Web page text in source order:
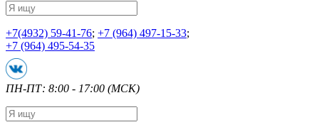
+7(4932) 59-41-76; +7 (964) 497-15-33;
+7 (964) 495-54-35
ПН-ПТ: 8:00 - 17:00 (МСК)